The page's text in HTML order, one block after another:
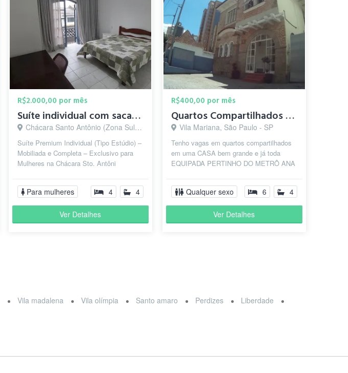
R$2.000,00 por mês
Suíte individual com sacada (tipo Estúdio )Chac.Sto.Antonio
Chácara Santo Antônio (Zona Sul), São Paulo - SP
Suíte Premium Individual (Tipo Estúdio) –
Mobiliada e Completa – Exclusivo para
Mulheres na Chácara Sto. Antôni ​
Para mulheres 4 4
Ver Detalhes
R$400,00 por mês
Quartos Compartilhados Prox Av Paulista
Vila Mariana, São Paulo - SP
Tenho vagas em quartos compartilhados
em uma CASA bem grande e já toda
EQUIPADA PERTINHO DO METRÔ ANA
AV PAULISTA)...
Qualquer sexo 6 4
Ver Detalhes
Vila madalena Vila olímpia Santo amaro Perdizes
Liberdade